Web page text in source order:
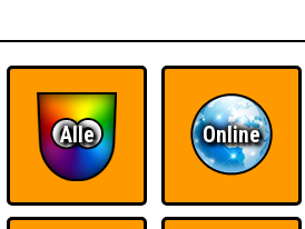
Alle Online